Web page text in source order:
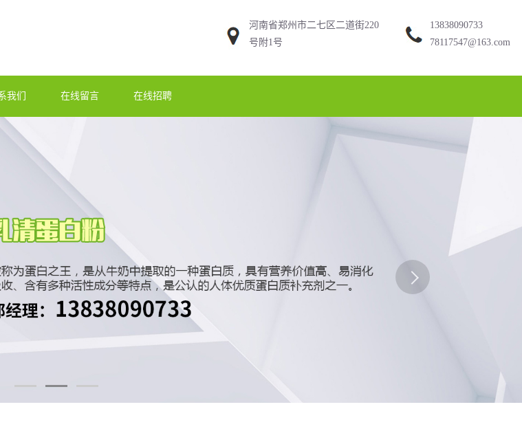
河南省郑州市二七区二道街220
号附1号
13838090733
78117547@163.com
我们 在线留言 在线招聘